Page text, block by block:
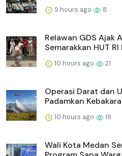
9 hours ago 8
Relawan GDS Ajak
Semarakkan HUT RI
10 hours ago 21
Operasi Darat dan
Padamkan
10 hours ago 19
Wali Kota Medan